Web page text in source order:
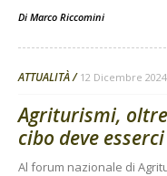
Di Marco Riccomini
ATTUALITÀ 12 Dicembre 2024
Agriturismi,
cibo deve
Al forum nazionale di